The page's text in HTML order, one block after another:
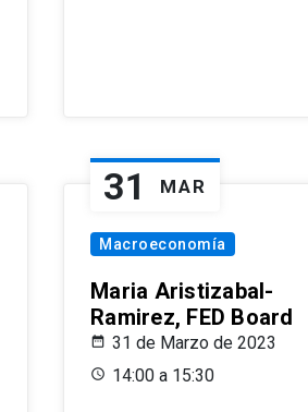
31 MAR
Macroeconomía
Maria Aristizabal-
Ramirez, FED Board
31 de Marzo de 2023
14:00 a 15:30